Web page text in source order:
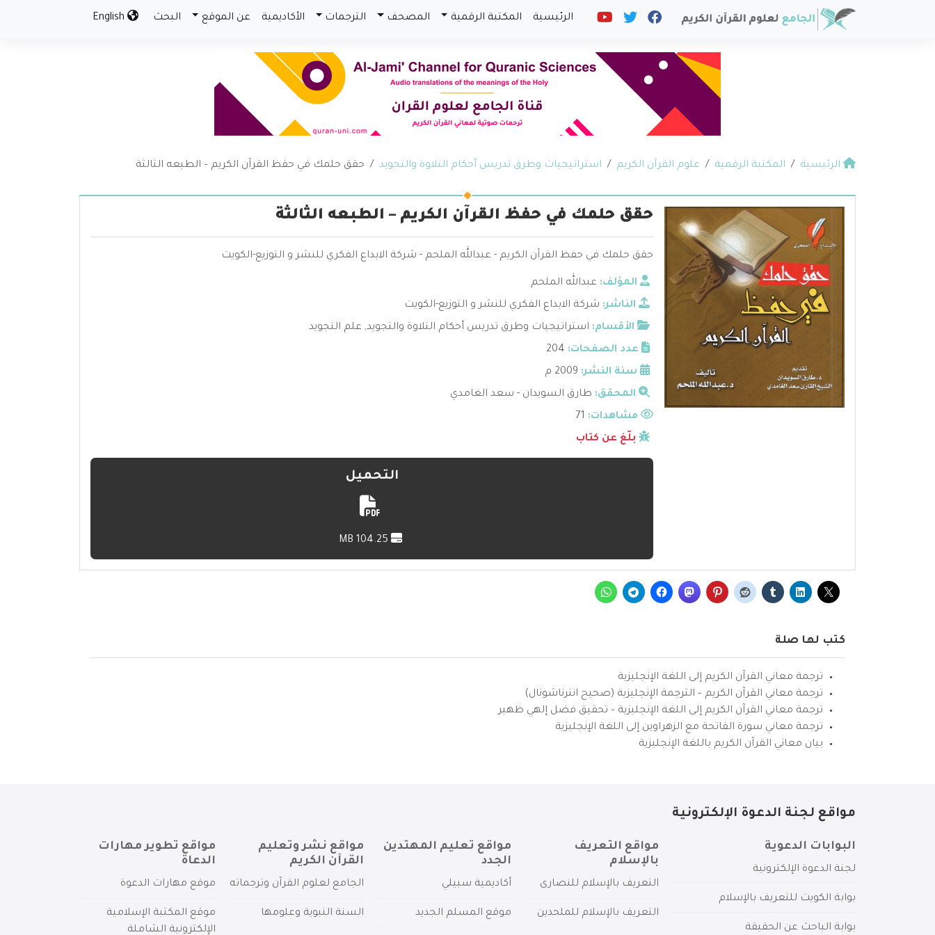
الرئيسية المكتبة الرقمية المصحف الترجمات الأكاديمية عن الموقع البحث
الرئيسية المكتبة الرقمية علوم القرآن الكريم استراتيجيات وطرق تدريس أحكام التلاوة والتجويد حقق حلمك في حفظ القرآن الكريم – الطبعه الثالثة
حقق حلمك في حفظ القرآن الكريم – الطبعه الثالثة
حقق حلمك في حفظ القرآن الكريم - عبدالله الملحم - شركة الابداع الفكري للنشر و التوزيع-الكويت
المؤلف: عبدالله الملحم
الناشر: شركة الابداع الفكري للنشر و التوزيع-الكويت
الأقسام: استراتيجيات وطرق تدريس أحكام التلاوة والتجويد, علم التجويد
عدد الصفحات: 204
سنة النشر: 2009 م
المحقق: طارق السويدان - سعد الغامدي
مشاهدات:
بلّغ عن كتاب
التحميل
كتب لها صلة
ترجمة معاني القرآن الكريم إلى اللغة الإنجليزية
ترجمة معاني القرآن الكريم – الترجمة الإنجليزية (صحيح انترناشونال)
ترجمة معاني القرآن الكريم إلى اللغة الإنجليزية – تحقيق فضل إلهي ظهير
ترجمة معاني سورة الفاتحة مع الزهراوين إلى اللغة الإنجليزية
بيان معاني القرآن الكريم باللغة الإنجليزية
مواقع لجنة الدعوة الإلكترونية
البوابات الدعوية
لجنة الدعوة الإلكترونية
بوابة الكويت للتعريف بالإسلام
بوابة الباحث عن الحقيقة
مواقع التعريف
بالإسلام
التعريف بالإسلام للنصارى
التعريف بالإسلام للملحدين
مواقع تعليم المهتدين
الجدد
أكاديمية سبيلي
موقع المسلم الجديد
مواقع نشر وتعليم
القرآن الكريم
الجامع لعلوم القرآن وترجماته
السنة النبوية وعلومها
مواقع تطوير مهارات
الدعاة
موقع مهارات الدعوة
موقع المكتبة الإسلامية
الإلكترونية الشاملة